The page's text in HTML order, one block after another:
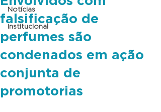
Notícias
Institucional
falsificação de
perfumes são
condenados em ação
conjunta de
promotorias